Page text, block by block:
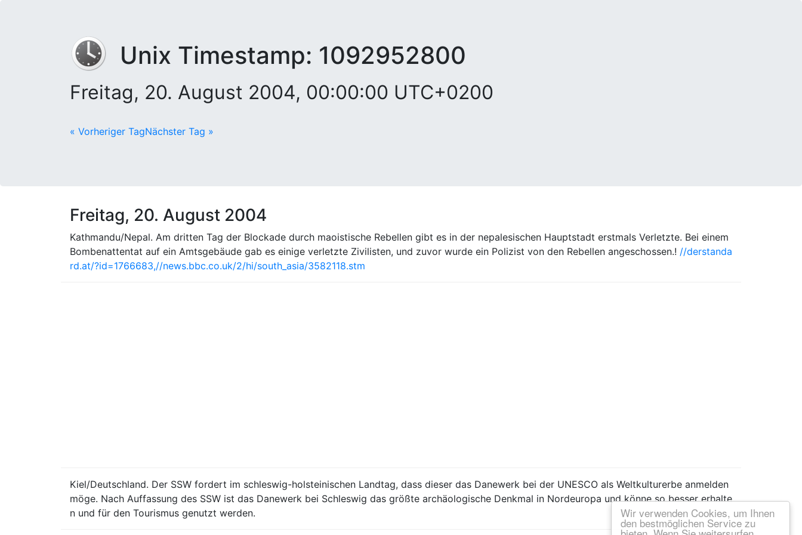
Wir verwenden Cookies, um Ihnen
den bestmöglichen Service zu
Unix Timestamp: 1092952800
Freitag, 20. August 2004, 00:00:00 UTC+0200
« Vorheriger TagNächster Tag »
Freitag, 20. August 2004
Kathmandu/Nepal. Am dritten Tag der Blockade durch maoistische Rebellen gibt es in der nepalesischen Hauptstadt erstmals Verletzte. Bei einem
Bombenattentat auf ein Amtsgebäude gab es einige verletzte Zivilisten, und zuvor wurde ein Polizist von den Rebellen angeschossen.! //derstanda
rd.at/?id=1766683,//news.bbc.co.uk/2/hi/south_asia/3582118.stm
Kiel/Deutschland. Der SSW fordert im schleswig-holsteinischen Landtag, dass dieser das Danewerk bei der UNESCO als Weltkulturerbe anmelden
möge. Nach Auffassung des SSW ist das Danewerk bei Schleswig das größte archäologische Denkmal in Nordeuropa und könne so besser erhalte
n und für den Tourismus genutzt werden.